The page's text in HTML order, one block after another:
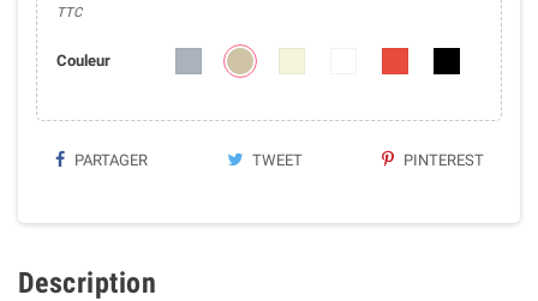
TTC
Couleur
PARTAGER TWEET PINTEREST
Description